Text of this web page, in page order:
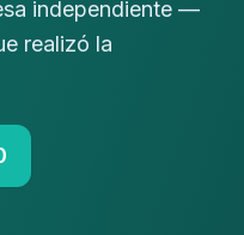
independiente —
realizó la